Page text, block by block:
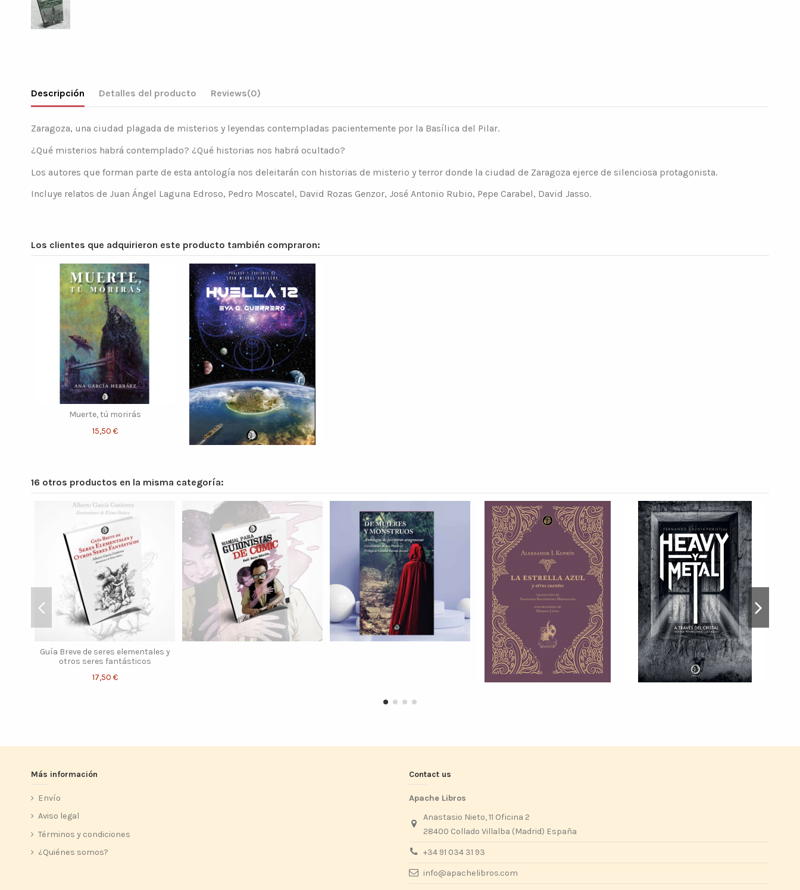
Descripción Detalles del producto Reviews(0)
Zaragoza, una ciudad plagada de misterios y leyendas contempladas pacientemente por la Basílica del Pilar.
¿Qué misterios habrá contemplado? ¿Qué historias nos habrá ocultado?
Los autores que forman parte de esta antología nos deleitarán con historias de misterio y terror donde la ciudad de Zaragoza ejerce de silenciosa protagonista.
Incluye relatos de Juan Ángel Laguna Edroso, Pedro Moscatel, David Rozas Genzor, José Antonio Rubio, Pepe Carabel, David Jasso.
Los clientes que adquirieron este producto también compraron:
Muerte, tú morirás
15,50 €
16 otros productos en la misma categoría:
Guía Breve de seres elementales y
otros seres fantásticos
17,50 €
Más información
Envío
Aviso legal
Términos y condiciones
¿Quiénes somos?
Contact us
Apache Libros
Anastasio Nieto, 11 Oficina 2
28400 Collado Villalba (Madrid) España
+34 91 034 31 93
info@apachelibros.com